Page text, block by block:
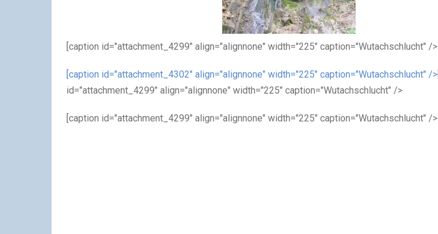
[caption id="attachment_4299" align="alignnone" width="225" caption="Wutachschlucht" />
[caption id="attachment_4302" align="alignnone" width="225" caption="Wutachschlucht" />
id="attachment_4299" align="alignnone" width="225" caption="Wutachschlucht" />
[caption id="attachment_4299" align="alignnone" width="225" caption="Wutachschlucht" />